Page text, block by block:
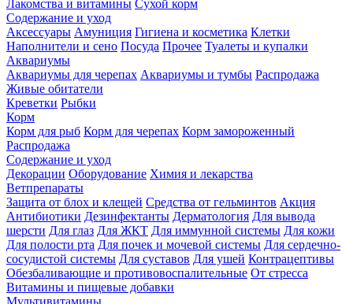
Лакомства и витамины Сухой корм
Содержание и уход
Аксессуары Амуниция Гигиена и косметика Клетки
Наполнители и сено Посуда Прочее Туалеты и купалки
Аквариумы
Аквариумы для черепах Аквариумы и тумбы Распродажа
Живые обитатели
Креветки Рыбки
Корм
Корм для рыб Корм для черепах Корм замороженный
Распродажа
Содержание и уход
Декорации Оборудование Химия и лекарства
Ветпрепараты
Защита от блох и клещей Средства от гельминтов Акция
Антибиотики Дезинфектанты Дерматология Для вывода
шерсти Для глаз Для ЖКТ Для иммунной системы Для кожи
Для полости рта Для почек и мочевой системы Для сердечно-
сосудистой системы Для суставов Для ушей Контрацептивы
Обезбаливающие и противовоспалительные От стресса
Витамины и пищевые добавки
Мультивитамины